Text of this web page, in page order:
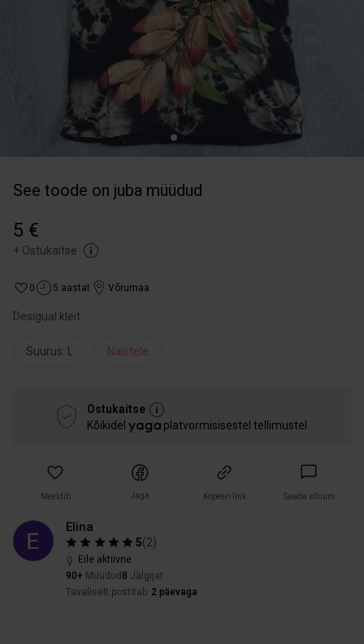
See toode on juba müüdud
5 €
+ Ostukaitse
0 5 aastat Võrumaa
Desigual kleit
Suurus: L Naistele
Ostukaitse
Kõikidel
platvormisisestel tellimustel
Meeldib Jaga Kopeeri link Saada sõnum
Elina
5(2)
Eile aktiivne
90+ Müüdud 8 Jälgijat
Tavaliselt postitab 2 päevaga